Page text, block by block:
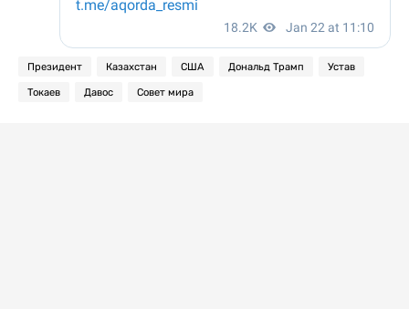
Президент Казахстан США Дональд Трамп Устав
Токаев Давос Совет мира